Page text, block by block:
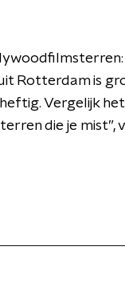
Rotterdam is
Vergelijk
die je mist”,